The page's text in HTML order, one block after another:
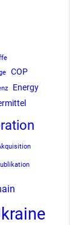
COP
Energy